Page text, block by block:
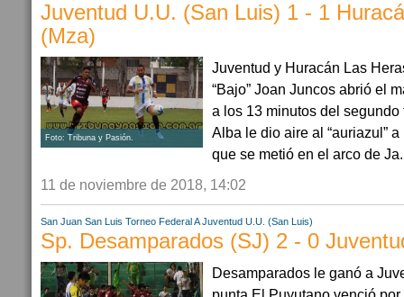
Juventud U.U. (San Luis) 1 - 1
(Mza)
Foto: Tribuna y Pasión.
Juventud y Huracán Las
“Bajo” Joan Juncos abrió el
a los 13 minutos del
Alba le dio aire al “auriazul”
que se metió en el arco de
11 de noviembre de 2018, 14:02
San Juan San Luis Torneo Federal A Juventud U.U. (San Luis)
Sp. Desamparados (SJ) 2 - 0
Desamparados le ganó a